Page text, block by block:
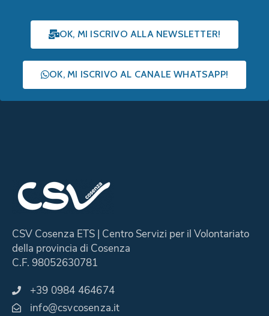
OK, MI ISCRIVO ALLA NEWSLETTER!
OK, MI ISCRIVO AL CANALE WHATSAPP!
CSV Cosenza ETS | Centro Servizi per il Volontariato
della provincia di Cosenza
C.F. 98052630781
+39 0984 464674
info@csvcosenza.it